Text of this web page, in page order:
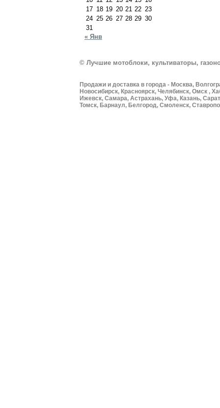
17 18 19 20 21 22 23
24 25 26 27 28 29 30
31
« Янв
© Лучшие мотоблоки, культиваторы,
Продажи и доставка в города - Москва,
Новосибирск, Красноярск, Челябинск, Омск ,
Ижевск, Самара, Астрахань, Уфа, Казань,
Томск, Барнаул, Белгород, Смоленск,